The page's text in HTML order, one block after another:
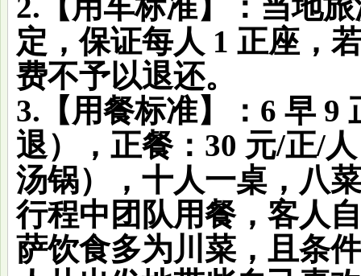
定，保证每人 1 正座，
费不予以退还。
3.【用餐标准】：6 早 9
退），正餐：30 元/正/
汤锅），十人一桌，八
行程中团队用餐，客人
萨饮食多为川菜，且条